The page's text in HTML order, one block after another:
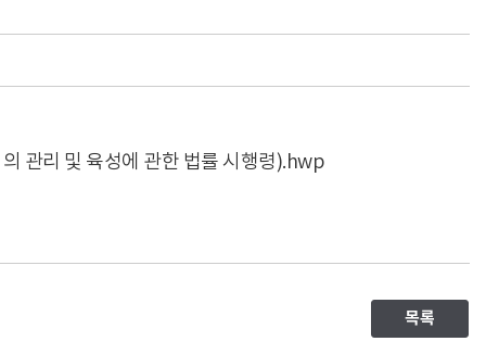
관리 및 육성에 관한 법률 시행령).hwp
목록